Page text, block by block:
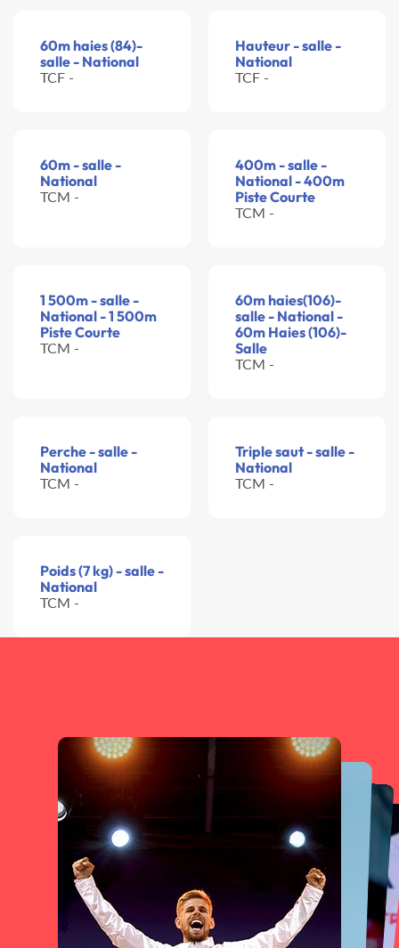
60m haies (84)-
salle - National
TCF -
Hauteur - salle -
National
TCF -
60m - salle -
National
TCM -
400m - salle -
National - 400m
Piste Courte
TCM -
1 500m - salle -
National - 1 500m
Piste Courte
TCM -
60m haies(106)-
salle - National -
60m Haies (106)-
Salle
TCM -
Perche - salle -
National
TCM -
Triple saut - salle -
National
TCM -
Poids (7 kg) - salle -
National
TCM -